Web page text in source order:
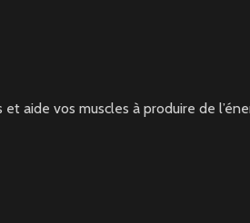
aide vos muscles à produire de